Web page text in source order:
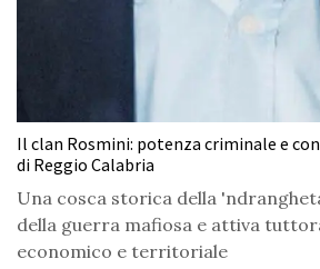
Il clan Rosmini: potenza criminale e
di Reggio Calabria
Una cosca storica della
della guerra mafiosa e attiva
economico e territoriale